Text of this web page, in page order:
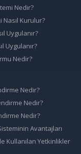
Nedir?
Kurulur?
Uygulanır?
Uygulanır?
Nedir?
Nedir?
Nedir?
Nedir?
Avantajları
Kullanılan Yetkinlikler